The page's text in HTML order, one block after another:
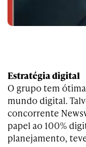
Estratégia digital
O grupo tem
mundo digital.
concorrente
papel ao 100%
planejamento,